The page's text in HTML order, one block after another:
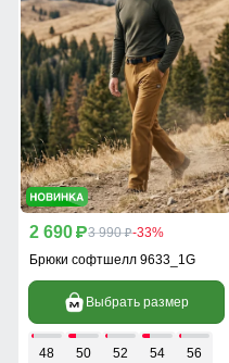
2 690 p3 990 p-33%
Брюки софтшелл 9633_1G
Выбрать размер
48 50 52 54 56